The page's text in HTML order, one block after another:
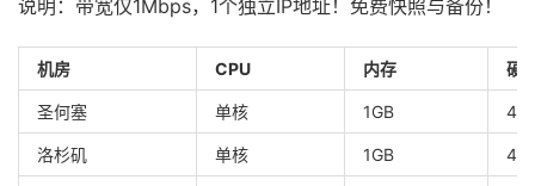
说明：带宽仅1Mbps，1个独立IP地址！免费快照与备份！
机房 CPU 内存 硬
圣何塞 单核 1GB
洛杉矶 单核 1GB